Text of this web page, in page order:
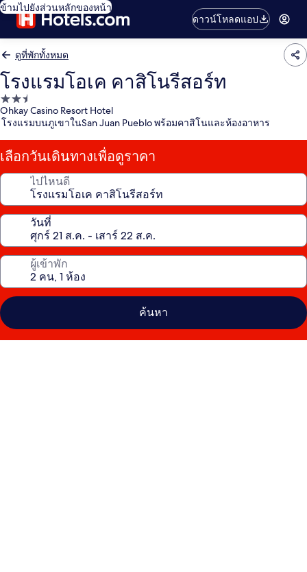
ข้ามไปยังส่วนหลักของหน้า
ดาวน์โหลดแอป
ดูที่พักทั้งหมด
โรงแรมโอเค คาสิโนรีสอร์ท
ที่พัก
2.5
Ohkay Casino Resort Hotel
โรงแรมบนภูเขาในSan Juan Pueblo พร้อมคาสิโนและห้องอาหาร
เลือกวันเดินทางเพื่อดูราคา
ไปไหนดี
วันที่
ผู้เข้าพัก
ค้นหา